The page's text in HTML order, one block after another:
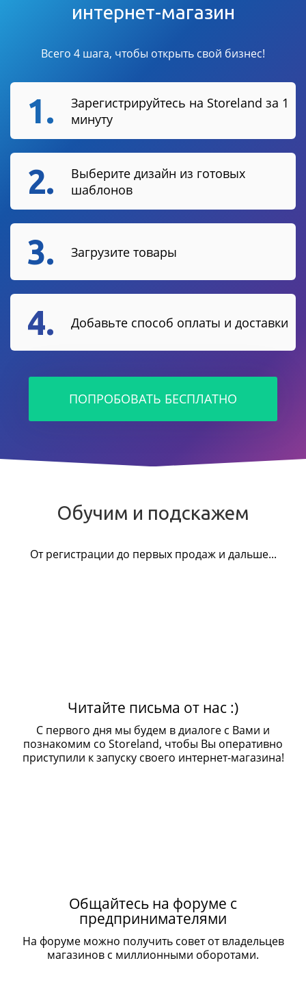
интернет-магазин
Всего 4 шага, чтобы открыть свой бизнес!
1.
Зарегистрируйтесь на Storeland за 1
минуту
2.
Выберите дизайн из готовых
шаблонов
3. Загрузите товары
4. Добавьте способ оплаты и доставки
ПОПРОБОВАТЬ БЕСПЛАТНО
Обучим и подскажем
От регистрации до первых продаж и дальше...
Читайте письма от нас :)
С первого дня мы будем в диалоге с Вами и
познакомим со Storeland, чтобы Вы оперативно
приступили к запуску своего интернет-магазина!
Общайтесь на форуме с
предпринимателями
На форуме можно получить совет от владельцев
магазинов с миллионными оборотами.